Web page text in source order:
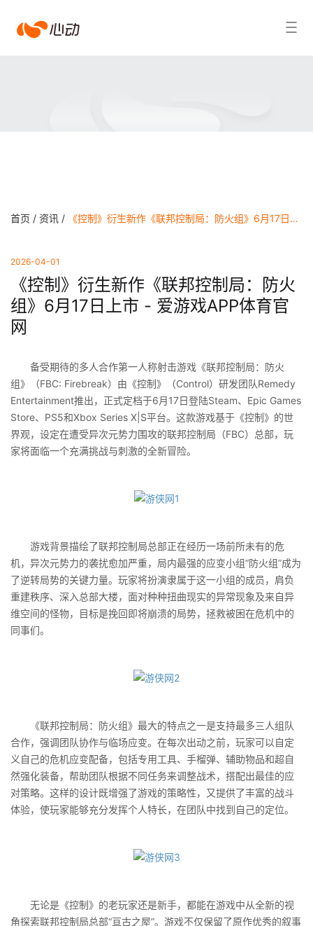
爱搜索结果
首页 / 资讯 / 《控制》衍生新作《联邦控制局：防火组》6月17日上市 - 爱游戏APP体育官网
2026-04-01
《控制》衍生新作《联邦控制局：防火
组》6月17日上市 - 爱游戏APP体育官
网
备受期待的多人合作第一人称射击游戏《联邦控制局：防火
组》（FBC: Firebreak）由《控制》（Control）研发团队Remedy
Entertainment推出，正式定档于6月17日登陆Steam、Epic Games
Store、PS5和Xbox Series X|S平台。这款游戏基于《控制》的世
界观，设定在遭受异次元势力围攻的联邦控制局（FBC）总部，玩
家将面临一个充满挑战与刺激的全新冒险。
游戏背景描绘了联邦控制局总部正在经历一场前所未有的危
机，异次元势力的袭扰愈加严重，局内最强的应变小组“防火组”成为
了逆转局势的关键力量。玩家将扮演隶属于这一小组的成员，肩负
重建秩序、深入总部大楼，面对种种扭曲现实的异常现象及来自异
维空间的怪物，目标是挽回即将崩溃的局势，拯救被困在危机中的
同事们。
《联邦控制局：防火组》最大的特点之一是支持最多三人组队
合作，强调团队协作与临场应变。在每次出动之前，玩家可以自定
义自己的危机应变配备，包括专用工具、手榴弹、辅助物品和超自
然强化装备，帮助团队根据不同任务来调整战术，搭配出最佳的应
对策略。这样的设计既增强了游戏的策略性，又提供了丰富的战斗
体验，使玩家能够充分发挥个人特长，在团队中找到自己的定位。
无论是《控制》的老玩家还是新手，都能在游戏中从全新的视
角探索联邦控制局总部“亘古之屋”。游戏不仅保留了原作优秀的叙事